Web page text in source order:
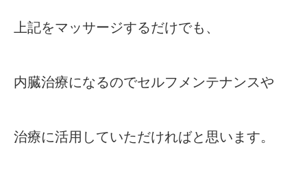
上記をマッサージするだけでも、
内臓治療になるのでセルフメンテナンスや
治療に活用していただければと思います。